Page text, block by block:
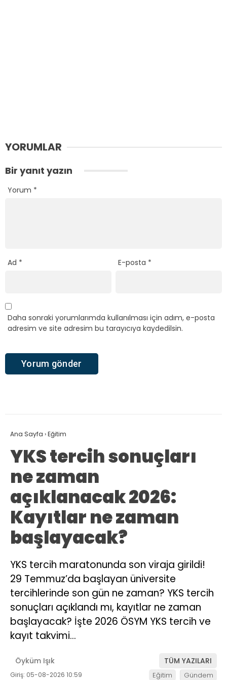
YORUMLAR
Bir yanıt yazın
Yorum *
Ad * E-posta *
Daha sonraki yorumlarımda kullanılması için adım, e-posta
adresim ve site adresim bu tarayıcıya kaydedilsin.
Ana Sayfa ›Eğitim
YKS tercih sonuçları
ne zaman
açıklanacak 2026:
Kayıtlar ne zaman
başlayacak?
YKS tercih maratonunda son viraja girildi!
29 Temmuz’da başlayan üniversite
tercihlerinde son gün ne zaman? YKS tercih
sonuçları açıklandı mı, kayıtlar ne zaman
başlayacak? İşte 2026 ÖSYM YKS tercih ve
kayıt takvimi…
Öyküm Işık TÜM YAZILARI
Giriş: 05-08-2026 10:59
Eğitim Gündem